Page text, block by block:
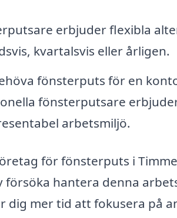
erbjuder flexibla
kvartalsvis eller årligen.
fönsterputs för en
fönsterputsare
arbetsmiljö.
för fönsterputs i
hantera denna
mer tid att fokusera på